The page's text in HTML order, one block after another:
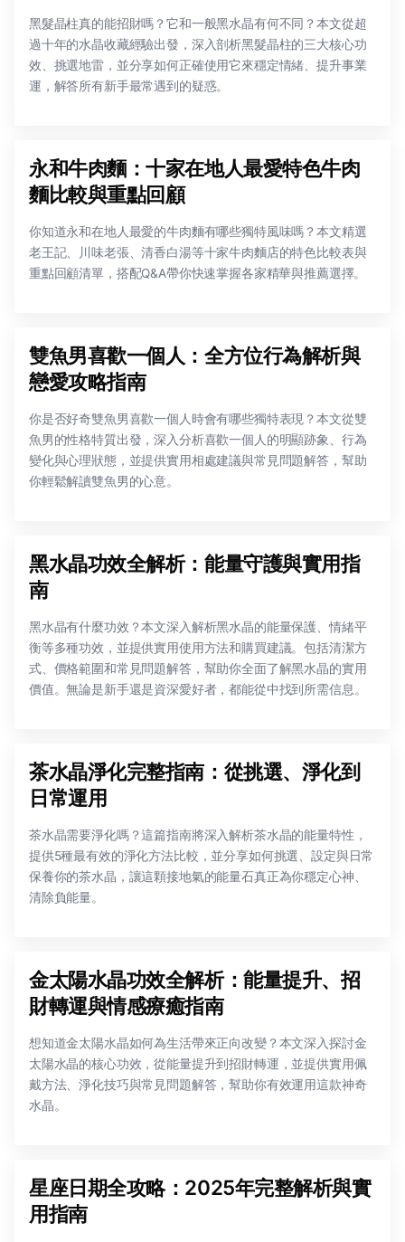
黑髮晶柱真的能招財嗎？它和一般黑水晶有何不同？本文從超
過十年的水晶收藏經驗出發，深入剖析黑髮晶柱的三大核心功
效、挑選地雷，並分享如何正確使用它來穩定情緒、提升事業
運，解答所有新手最常遇到的疑惑。
永和牛肉麵：十家在地人最愛特色牛肉
麵比較與重點回顧
你知道永和在地人最愛的牛肉麵有哪些獨特風味嗎？本文精選
老王記、川味老張、清香白湯等十家牛肉麵店的特色比較表與
重點回顧清單，搭配Q&A帶你快速掌握各家精華與推薦選擇。
雙魚男喜歡一個人：全方位行為解析與
戀愛攻略指南
你是否好奇雙魚男喜歡一個人時會有哪些獨特表現？本文從雙
魚男的性格特質出發，深入分析喜歡一個人的明顯跡象、行為
變化與心理狀態，並提供實用相處建議與常見問題解答，幫助
你輕鬆解讀雙魚男的心意。
黑水晶功效全解析：能量守護與實用指
南
黑水晶有什麼功效？本文深入解析黑水晶的能量保護、情緒平
衡等多種功效，並提供實用使用方法和購買建議。包括清潔方
式、價格範圍和常見問題解答，幫助你全面了解黑水晶的實用
價值。無論是新手還是資深愛好者，都能從中找到所需信息。
茶水晶淨化完整指南：從挑選、淨化到
日常運用
茶水晶需要淨化嗎？這篇指南將深入解析茶水晶的能量特性，
提供5種最有效的淨化方法比較，並分享如何挑選、設定與日常
保養你的茶水晶，讓這顆接地氣的能量石真正為你穩定心神、
清除負能量。
金太陽水晶功效全解析：能量提升、招
財轉運與情感療癒指南
想知道金太陽水晶如何為生活帶來正向改變？本文深入探討金
太陽水晶的核心功效，從能量提升到招財轉運，並提供實用佩
戴方法、淨化技巧與常見問題解答，幫助你有效運用這款神奇
水晶。
星座日期全攻略：2025年完整解析與實
用指南